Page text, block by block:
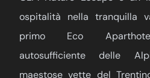
ospitalità nella tranquilla
primo Eco
autosufficiente delle
maestose vette del